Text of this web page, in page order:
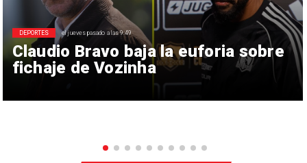
Claudio Bravo baja la euforia sobre
fichaje de Vozinha
DEPORTES el jueves pasado a las 9:49